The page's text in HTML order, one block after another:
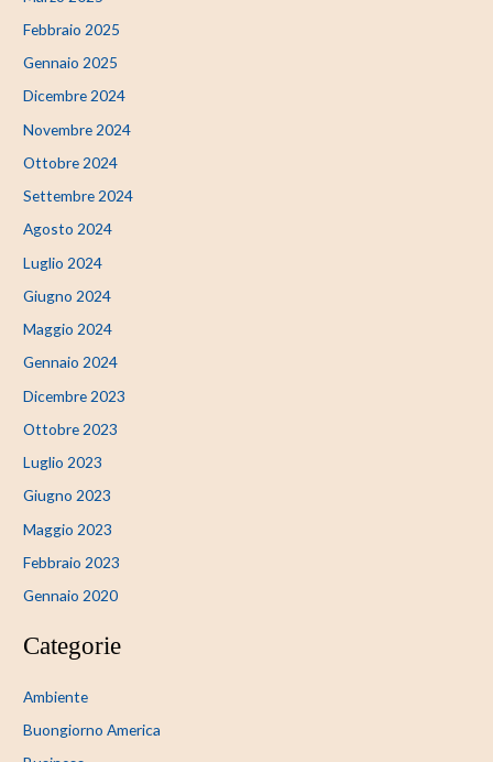
Febbraio 2025
Gennaio 2025
Dicembre 2024
Novembre 2024
Ottobre 2024
Settembre 2024
Agosto 2024
Luglio 2024
Giugno 2024
Maggio 2024
Gennaio 2024
Dicembre 2023
Ottobre 2023
Luglio 2023
Giugno 2023
Maggio 2023
Febbraio 2023
Gennaio 2020
Categorie
Ambiente
Buongiorno America